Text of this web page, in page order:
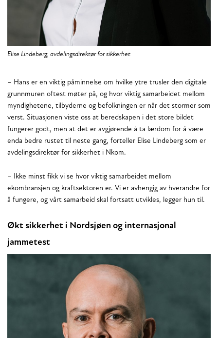
Elise Lindeberg, avdelingsdirektør for sikkerhet
– Hans er en viktig påminnelse om hvilke ytre trusler den digitale
grunnmuren oftest møter på, og hvor viktig samarbeidet mellom
myndighetene, tilbyderne og befolkningen er når det stormer som
verst. Situasjonen viste oss at beredskapen i det store bildet
fungerer godt, men at det er avgjørende å ta lærdom for å være
enda bedre rustet til neste gang, forteller Elise Lindeberg som er
avdelingsdirektør for sikkerhet i Nkom.
– Ikke minst fikk vi se hvor viktig samarbeidet mellom
ekombransjen og kraftsektoren er. Vi er avhengig av hverandre for
å fungere, og vårt samarbeid skal fortsatt utvikles, legger hun til.
Økt sikkerhet i Nordsjøen og internasjonal
jammetest